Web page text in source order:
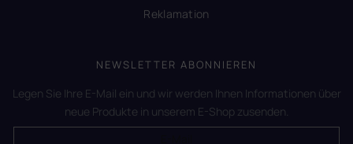
Reklamation
NEWSLETTER ABONNIEREN
Legen Sie Ihre E-Mail ein und wir werden Ihnen Informationen über
neue Produkte in unserem E-Shop zusenden.